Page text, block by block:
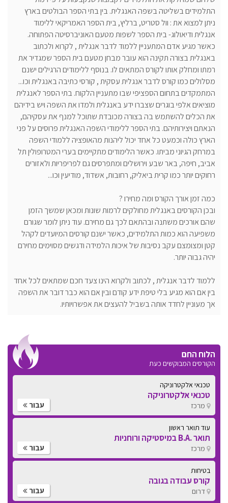
התלמידים בשליטה בשפה האנגלית. בין בתי הספר הבולטים בארץ
ניתן למצוא את : וול סטריט, ברליץ, בית הספר האמריקאי ללימוד
אנגלית ודיאולוג- בית הספר לשפות מטעם האוניברסיטה הפתוחה.
כאשר מגיע אדם המתעניין ללמוד לדבר אנגלית , לקרוא ולכתוב
באנגלית בצורה תקינה הוא עובר מבחן מטעם בית הספר שמגדיר את
רמתו ומחלק אותו לקורס המתאים לו. בנוסף ללימודים הרגילים ישנם
מסלולים כמו קורס לדבר אנגלית עסקית , קורסי כתיבה באנגלית וכו...
המתמקדים בתחום הספציפי שבו מתעניין הלקוח. בתי הספר לאנגלית
מוציאים אלפי בוגרים שצברו ידע באנגלית ולמדו את השפה ויש בידיהם
את הכלים להשתמש בה בצורה מכובדת שתוכל למנף את עסקיהם,
הנאתם ויצירותיהם. בתי הספר ללימודי השפה האנגלית פרוסים על פני
הארץ כולה וכמעט כל אחד יכול ליהנות מהאופציה ללמודי השפה
במרחק הגיוני מביתו. כאשר הלימודים מתקיימים בערי המטרופולין תל
אביב, חיפה, באר שבע וירושלים ומתפרסים גם לפריפריות ולאזורים
רחוקים יותר כמו קרית ביאליק, רחובות, אשדוד, מודיעין וכו...
כמה זמן אורך הקורס ומה מחירו ?
ובכן הקורסים באנגלית מחולקים לרמות שונות ומכאן שמשך הזמן
שהם אורכים משתנה ובהתאם לכך גם מחירם. עוד ניתן לומר שגורם
משפיעה הוא כמות התלמידים, כאשר ישנם קורסים המיועדים לקהל
קטן ומצומצם עקב נסיבות של איכות הלמידה ודגשים מסוימים מחירם
יהיה גבוה יותר.
ללמוד לדבר אנגלית , לכתוב ולקרוא הינו צעד חכם שמתאים לכל אחד
בין אם הוא מגיע בלי טיפת ידע קודם ובין אם הוא כבר דובר את השפה
אך מעוניין לחדד אותה בשביל להעצים את אפשרויותיו.
הלוח החם
הקורסים המבוקשים כעת
טכנאי אלקטרוניקה
טכנאי אלקטרוניקה
מרכז עבור
עוד תואר ראשון
תואר .B.A במיסטיקה ורוחניות
מרכז עבור
בטיחות
קורס עבודה בגובה
דרום עבור